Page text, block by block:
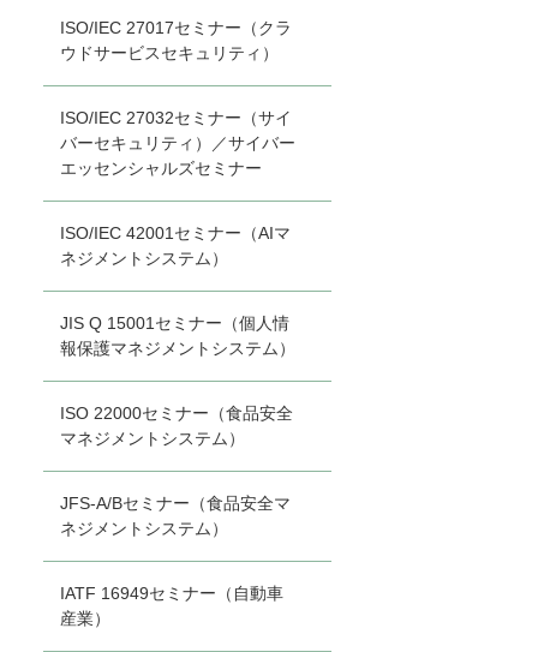
ISO/IEC 27017セミナー（クラ
ウドサービスセキュリティ）
ISO/IEC 27032セミナー（サイ
バーセキュリティ）／サイバー
エッセンシャルズセミナー
ISO/IEC 42001セミナー（AIマ
ネジメントシステム）
JIS Q 15001セミナー（個人情
報保護マネジメントシステム）
ISO 22000セミナー（食品安全
マネジメントシステム）
JFS-A/Bセミナー（食品安全マ
ネジメントシステム）
IATF 16949セミナー（自動車
産業）